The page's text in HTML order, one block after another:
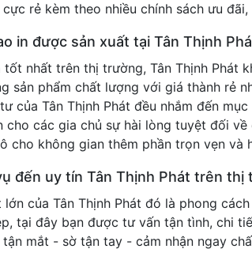
rẻ kèm theo nhiều chính sách ưu
in được sản xuất tại Tân Thịnh
nhất trên thị trường, Tân Thịnh Phát
sản phẩm chất lượng với giá thành rẻ
của Tân Thịnh Phát đều nhắm đến
cho các gia chủ sự hài lòng tuyệt đối
cho không gian thêm phần trọn vẹn và
đến uy tín Tân Thịnh Phát trên thị
của Tân Thịnh Phát đó là phong
tại đây bạn được tư vấn tận tình, chi
mắt - sờ tận tay - cảm nhận ngay